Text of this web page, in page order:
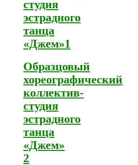
студия
эстрадного
танца
«Джем»1
Образцовый
хореографический
коллектив-
студия
эстрадного
танца
«Джем»
2